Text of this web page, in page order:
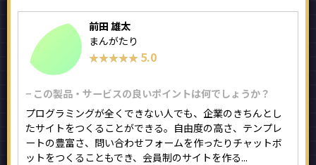
前田 雄太
まんがたり
★★★★★
★★★★★ 5.0
− この製品・サービスの良いポイントは何でしょうか？
プログラミングが全くできない人でも、企業のきちんとし
たサイトをつくることができる。自由度の高さ、テンプレ
ートの豊富さ、問い合わせフォームを作ったりチャットボ
ットをつくることもでき、会員制のサイトを作る...